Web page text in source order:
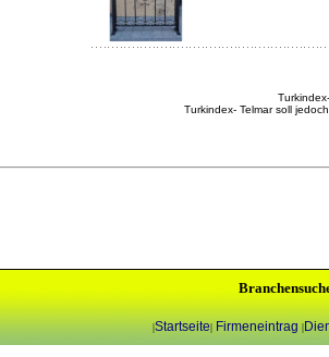
Turkindex- Telmar soll
|Startseite| Firmeneintrag |